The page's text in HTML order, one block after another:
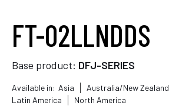
FT-02LLNDDS
Base product: DFJ-SERIES
Available in: Asia Australia/New Zealand
Latin America
North America